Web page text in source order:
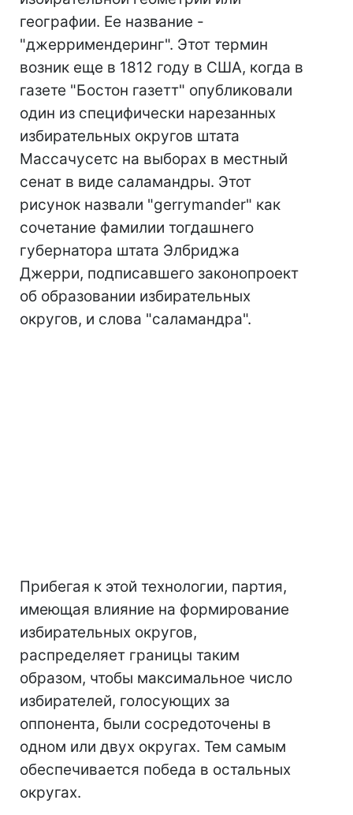
географии. Ее название -
"джерримендеринг". Этот термин
возник еще в 1812 году в США, когда в
газете "Бостон газетт" опубликовали
один из специфически нарезанных
избирательных округов штата
Массачусетс на выборах в местный
сенат в виде саламандры. Этот
рисунок назвали "gerrymander" как
сочетание фамилии тогдашнего
губернатора штата Элбриджа
Джерри, подписавшего законопроект
об образовании избирательных
округов, и слова "саламандра".
Прибегая к этой технологии, партия,
имеющая влияние на формирование
избирательных округов,
распределяет границы таким
образом, чтобы максимальное число
избирателей, голосующих за
оппонента, были сосредоточены в
одном или двух округах. Тем самым
обеспечивается победа в остальных
округах.